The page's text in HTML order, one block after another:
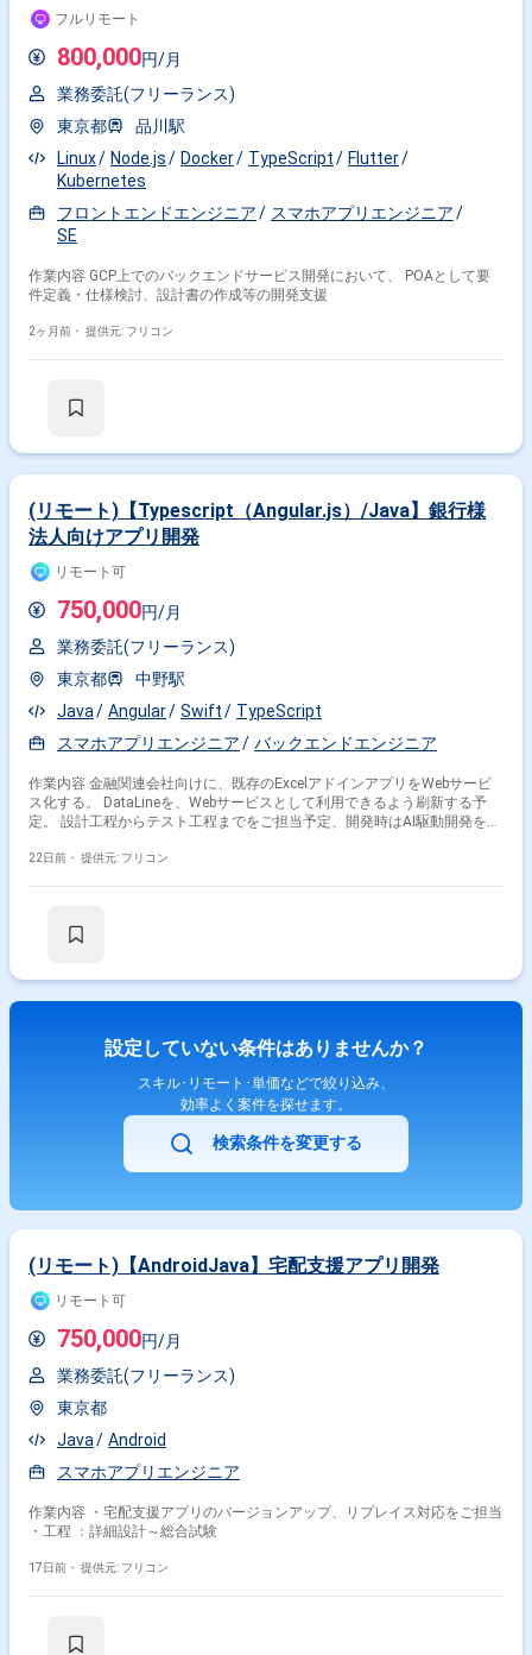
フルリモート
800,000円/月
業務委託(フリーランス)
東京都
品川駅
Linux
Node.js Docker TypeScript
Flutter
Kubernetes
フロントエンドエンジニア
スマホアプリエンジニア
SE
作業内容 GCP上でのバックエンドサービス開発において、 POAとして要
件定義・仕様検討、設計書の作成等の開発支援
2ヶ月前・ 提供元: フリコン
(リモート)【Typescript（Angular.js）/Java】銀行様
法人向けアプリ開発
リモート可
750,000円/月
業務委託(フリーランス)
東京都
中野駅
Java
Angular Swift
TypeScript
スマホアプリエンジニア
バックエンドエンジニア
作業内容 金融関連会社向けに、既存のExcelアドインアプリをWebサービ
ス化する。 DataLineを、Webサービスとして利用できるよう刷新する予
定。 設計工程からテスト工程までをご担当予定、開発時はAI駆動開発を想
22日前・ 提供元: フリコン
設定していない条件はありませんか？
スキル･リモート･単価などで絞り込み、
効率よく案件を探せます。
検索条件を変更する
(リモート)【AndroidJava】宅配支援アプリ開発
リモート可
750,000円/月
業務委託(フリーランス)
東京都
Java
Android
スマホアプリエンジニア
作業内容 ・宅配支援アプリのバージョンアップ、リプレイス対応をご担当
・工程 ：詳細設計～総合試験
17日前・ 提供元: フリコン